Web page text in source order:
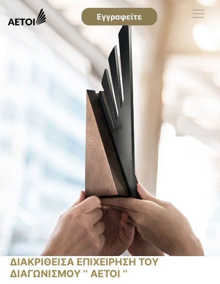
Εγγραφείτε
ΔΙΑΚΡΙΘΕΙΣΑ ΕΠΙΧΕΙΡΗΣΗ ΤΟΥ
ΔΙΑΓΩΝΙΣΜΟΥ ‘’ ΑΕΤΟΙ ‘’